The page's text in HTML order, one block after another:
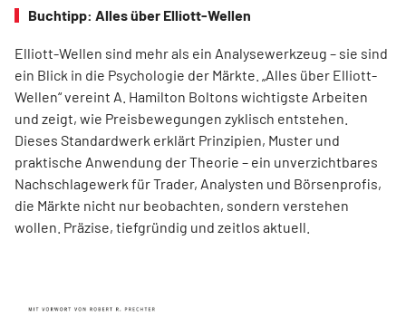
Buchtipp: Alles über Elliott-Wellen
Elliott-Wellen sind mehr als ein Analysewerkzeug – sie sind
ein Blick in die Psychologie der Märkte. „Alles über Elliott-
Wellen“ vereint A. Hamilton Boltons wichtigste Arbeiten
und zeigt, wie Preisbewegungen zyklisch entstehen.
Dieses Standardwerk erklärt Prinzipien, Muster und
praktische Anwendung der Theorie – ein unverzichtbares
Nachschlagewerk für Trader, Analysten und Börsenprofis,
die Märkte nicht nur beobachten, sondern verstehen
wollen. Präzise, tiefgründig und zeitlos aktuell.